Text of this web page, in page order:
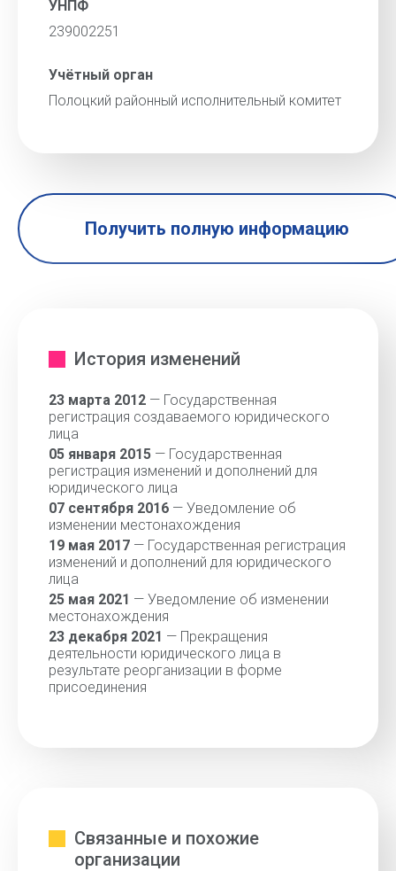
УНПФ
239002251
Учётный орган
Полоцкий районный исполнительный комитет
Получить полную информацию
История изменений
23 марта 2012 — Государственная
регистрация создаваемого юридического
лица
05 января 2015 — Государственная
регистрация изменений и дополнений для
юридического лица
07 сентября 2016 — Уведомление об
изменении местонахождения
19 мая 2017 — Государственная регистрация
изменений и дополнений для юридического
лица
25 мая 2021 — Уведомление об изменении
местонахождения
23 декабря 2021 — Прекращения
деятельности юридического лица в
результате реорганизации в форме
присоединения
Связанные и похожие
организации